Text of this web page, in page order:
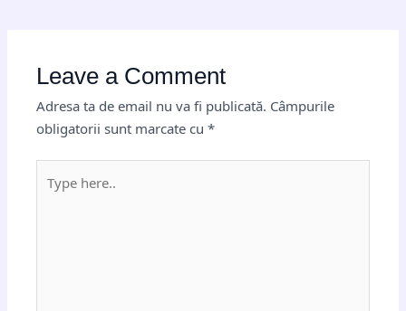
Leave a Comment
Adresa ta de email nu va fi publicată. Câmpurile
obligatorii sunt marcate cu*
here..